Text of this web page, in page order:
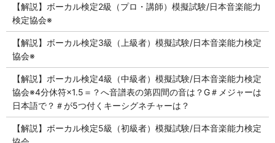
【解説】ボーカル検定2級（プロ・講師）模擬試験/日本音楽能力
検定協会※
【解説】ボーカル検定3級（上級者）模擬試験/日本音楽能力検定
協会※
【解説】ボーカル検定4級（中級者）模擬試験/日本音楽能力検定
協会※4分休符×1.5＝？へ音譜表の第四間の音は？G＃メジャーは
日本語で？＃が5つ付くキーシグネチャーは？
【解説】ボーカル検定5級（初級者）模擬試験/日本音楽能力検定